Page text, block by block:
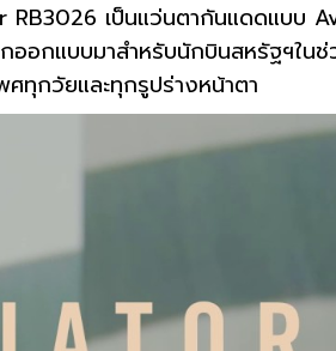
RB3026 เป็นแว่นตากันแดดแบบ
อกแบบมาสำหรับนักบินสหรัฐฯใ
ศทุกวัยและทุกรูปร่างหน้าตา